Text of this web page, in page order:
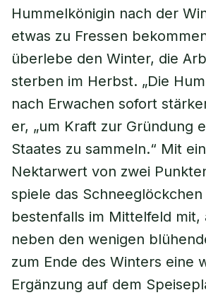
Hummelkönigin nach der
etwas zu Fressen
überlebe den Winter, die
sterben im Herbst. „Die
nach Erwachen sofort
er, „um Kraft zur Gründung
Staates zu sammeln.“ Mit
Nektarwert von zwei
spiele das
bestenfalls im Mittelfeld mit,
neben den wenigen
zum Ende des Winters eine
Ergänzung auf dem